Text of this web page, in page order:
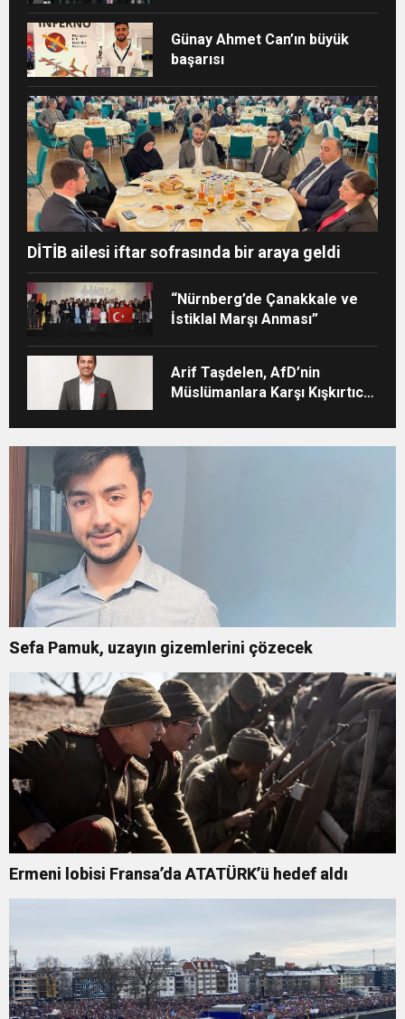
Günay Ahmet Can’ın büyük
başarısı
DİTİB ailesi iftar sofrasında bir araya geldi
“Nürnberg’de Çanakkale ve
İstiklal Marşı Anması”
Arif Taşdelen, AfD’nin
Müslümanlara Karşı Kışkırtıcı
Sefa Pamuk, uzayın gizemlerini çözecek
Ermeni lobisi Fransa’da ATATÜRK’ü hedef aldı